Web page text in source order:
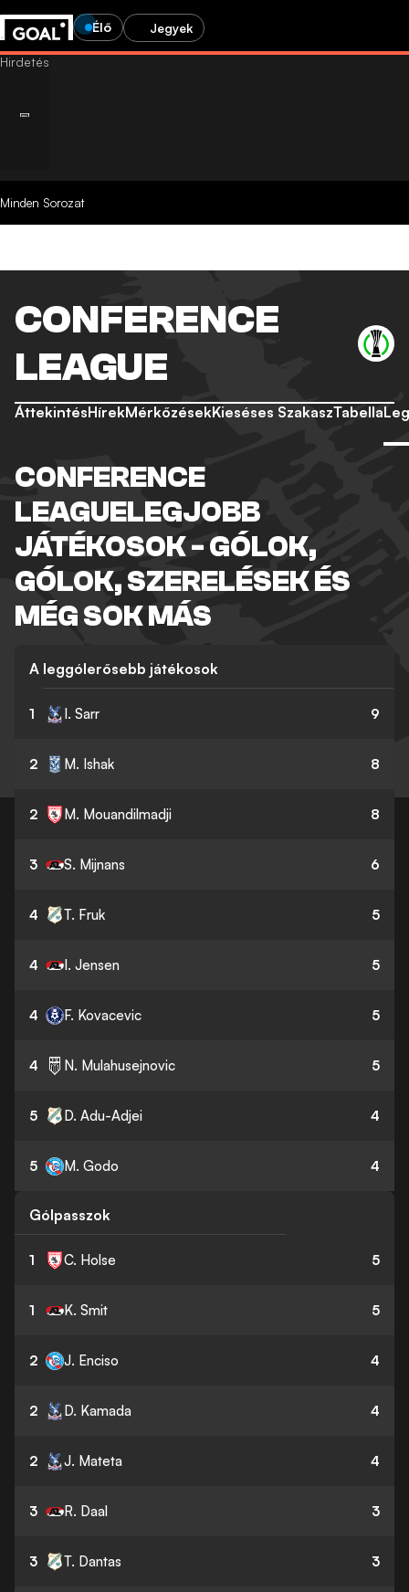
Élő Jegyek
Minden Sorozat
CONFERENCE
LEAGUE
ÁttekintésHírekMérkőzésekKieséses SzakaszTabella
CONFERENCE
LEAGUELEGJOBB
JÁTÉKOSOK - GÓLOK,
GÓLOK, SZERELÉSEK ÉS
MÉG SOK MÁS
A leggólerősebb játékosok
1 I. Sarr 9
2 M. Ishak 8
2 M. Mouandilmadji 8
3 S. Mijnans 6
4 T. Fruk 5
4 I. Jensen 5
4 F. Kovacevic 5
4 N. Mulahusejnovic 5
5 D. Adu-Adjei 4
5 M. Godo 4
Gólpasszok
1 C. Holse 5
1 K. Smit 5
2 J. Enciso 4
2 D. Kamada 4
2 J. Mateta 4
3 R. Daal 3
3 T. Dantas 3